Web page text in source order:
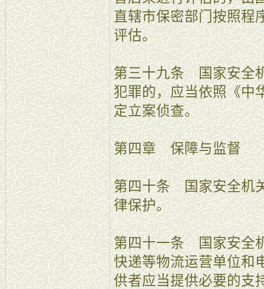
直辖市保密部门按照程
评估。
第三十九条 国家安全
犯罪的，应当依照《中
定立案侦查。
第四章 保障与监督
第四十条 国家安全机
律保护。
第四十一条 国家安全
快递等物流运营单位和
供者应当提供必要的支